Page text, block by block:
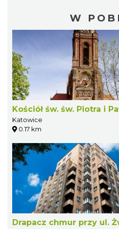
W
Kościół św. św. Piotra i
Katowice
0.17 km
Drapacz chmur przy ul.